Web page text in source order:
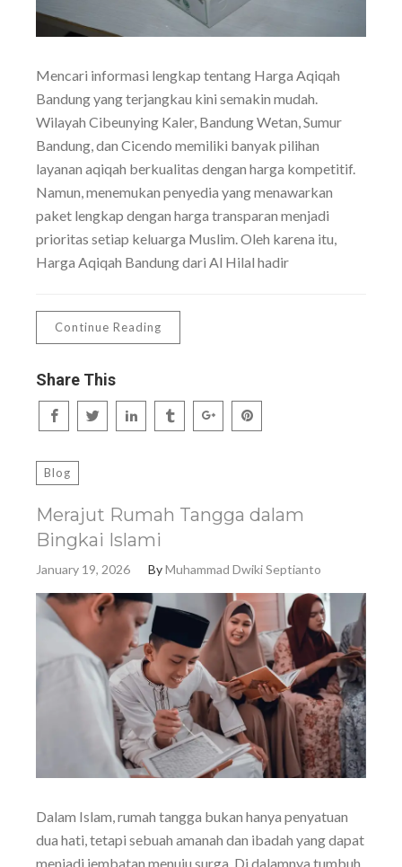
Mencari informasi lengkap tentang Harga Aqiqah
Bandung yang terjangkau kini semakin mudah.
Wilayah Cibeunying Kaler, Bandung Wetan, Sumur
Bandung, dan Cicendo memiliki banyak pilihan
layanan aqiqah berkualitas dengan harga kompetitif.
Namun, menemukan penyedia yang menawarkan
paket lengkap dengan harga transparan menjadi
prioritas setiap keluarga Muslim. Oleh karena itu,
Harga Aqiqah Bandung dari Al Hilal hadir
Continue Reading
Share This
Blog
Merajut Rumah Tangga dalam
Bingkai Islami
January 19, 2026 ByMuhammad Dwiki Septianto
Dalam Islam, rumah tangga bukan hanya penyatuan
dua hati, tetapi sebuah amanah dan ibadah yang dapat
menjadi jembatan menuju surga. Di dalamnya tumbuh